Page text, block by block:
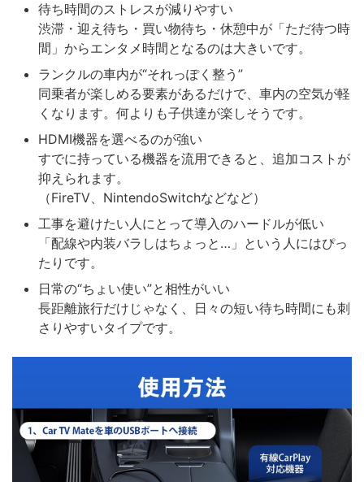
待ち時間のストレスが減りやすい
渋滞・迎え待ち・買い物待ち・休憩中が「ただ待つ時
間」からエンタメ時間となるのは大きいです。
ランクルの車内が“それっぽく整う”
同乗者が楽しめる要素があるだけで、車内の空気が軽
くなります。何よりも子供達が楽しそうです。
HDMI機器を選べるのが強い
すでに持っている機器を流用できると、追加コストが
抑えられます。
（FireTV、NintendoSwitchなどなど）
工事を避けたい人にとって導入のハードルが低い
「配線や内装バラしはちょっと…」という人にはぴっ
たりです。
日常の“ちょい使い”と相性がいい
長距離旅行だけじゃなく、日々の短い待ち時間にも刺
さりやすいタイプです。